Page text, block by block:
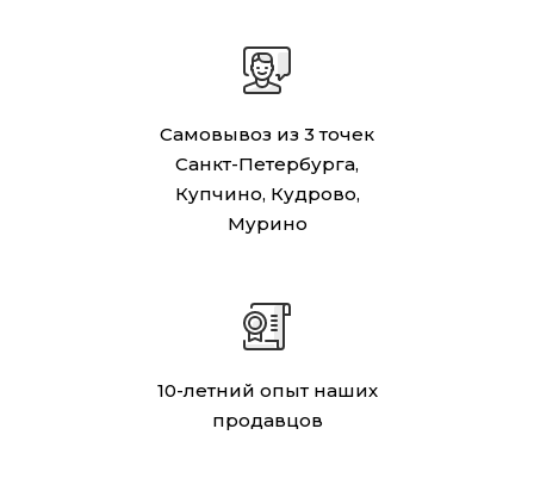
Самовывоз из 3 точек
Санкт-Петербурга,
Купчино, Кудрово,
Мурино
10-летний опыт наших
продавцов